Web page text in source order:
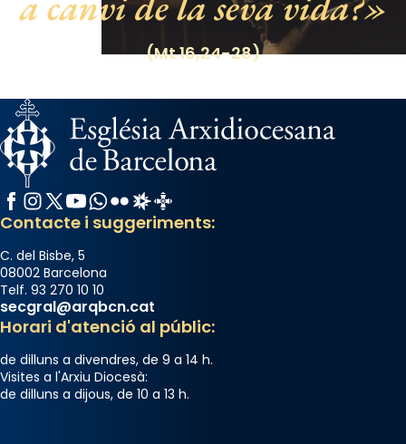
Photo
Share
(Mt 16,24-28)
Facebook
Instagram
X / Twitter
YouTube
WhatsApp
FlickrRadio Estel
Catalunya Cristiana
Contacte i suggeriments:
C. del Bisbe, 5
08002 Barcelona
Telf. 93 270 10 10
secgral@arqbcn.cat
Horari d'atenció al públic:
de dilluns a divendres, de 9 a 14 h.
Visites a l'Arxiu Diocesà:
de dilluns a dijous, de 10 a 13 h.